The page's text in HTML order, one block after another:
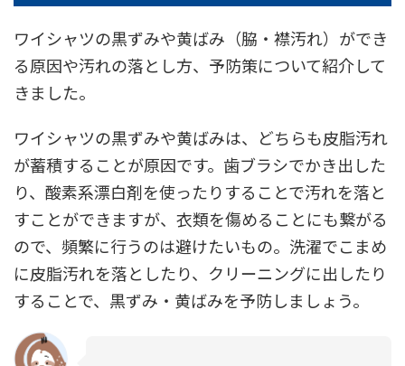
ワイシャツの黒ずみや黄ばみ（脇・襟汚れ）ができ
る原因や汚れの落とし方、予防策について紹介して
きました。
ワイシャツの黒ずみや黄ばみは、どちらも皮脂汚れ
が蓄積することが原因です。歯ブラシでかき出した
り、酸素系漂白剤を使ったりすることで汚れを落と
すことができますが、衣類を傷めることにも繋がる
ので、頻繁に行うのは避けたいもの。洗濯でこまめ
に皮脂汚れを落としたり、クリーニングに出したり
することで、黒ずみ・黄ばみを予防しましょう。